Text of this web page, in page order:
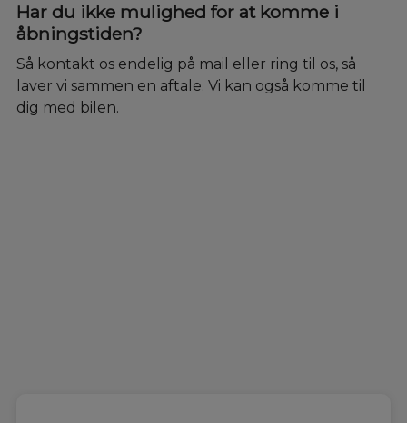
Har du ikke mulighed for at komme i
åbningstiden?
Så kontakt os endelig på mail eller ring til os, så
laver vi sammen en aftale. Vi kan også komme til
dig med bilen.